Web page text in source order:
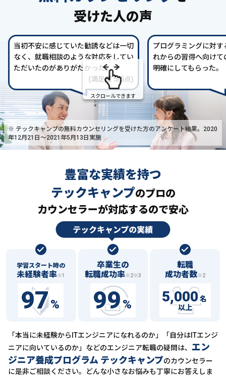
受けた人の声
当初不安に感じていた勧誘などは一切
なく、就職相談のような対応をしてい
ただいたのがありがたかった。
(満足度 5/5点)
プログラミングに対
れからの習得へ向け
明確にしてもらった。
スクロールできます
※ テックキャンプの無料カウンセリングを受けた方のアンケート結果。2020
年12月21日〜2021年5月13日実施
豊富な実績を持つ
テックキャンプのプロの
カウンセラーが対応するので安心
学習スタート時の
未経験者率※1
97%
卒業生の
転職成功率※2※3
99%
転職
成功者数※2
5,000 名
以上
「本当に未経験からITエンジニアになれるのか」「自分はITエンジ
ニアに向いているのか」などのエンジニア転職の疑問は、 エン
ジニア養成プログラム テックキャンプのカウンセラー
に是非ご相談ください。どんな小さなお悩みも丁寧にお答えしま